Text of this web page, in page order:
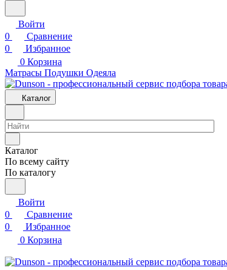
Войти
0
Сравнение
0
Избранное
0 Корзина
Матрасы Подушки Одеяла
Каталог
Каталог
По всему сайту
По каталогу
Войти
0
Сравнение
0
Избранное
0 Корзина